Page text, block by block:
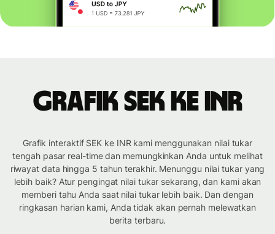
Grafik SEK ke INR
Grafik interaktif SEK ke INR kami menggunakan nilai tukar
tengah pasar real-time dan memungkinkan Anda untuk melihat
riwayat data hingga 5 tahun terakhir. Menunggu nilai tukar yang
lebih baik? Atur pengingat nilai tukar sekarang, dan kami akan
memberi tahu Anda saat nilai tukar lebih baik. Dan dengan
ringkasan harian kami, Anda tidak akan pernah melewatkan
berita terbaru.